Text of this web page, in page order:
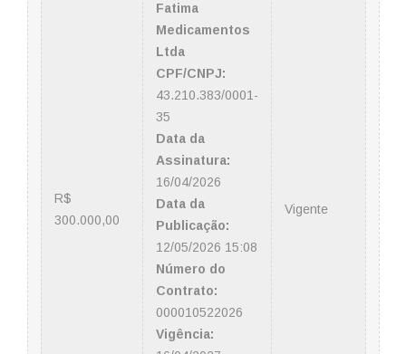
R$
300.000,00
Fatima
Medicamentos
Ltda
CPF/CNPJ:
43.210.383/0001-
35
Data da
Assinatura:
16/04/2026
Data da
Publicação:
12/05/2026 15:08
Número do
Contrato:
000010522026
Vigência:
Vigente